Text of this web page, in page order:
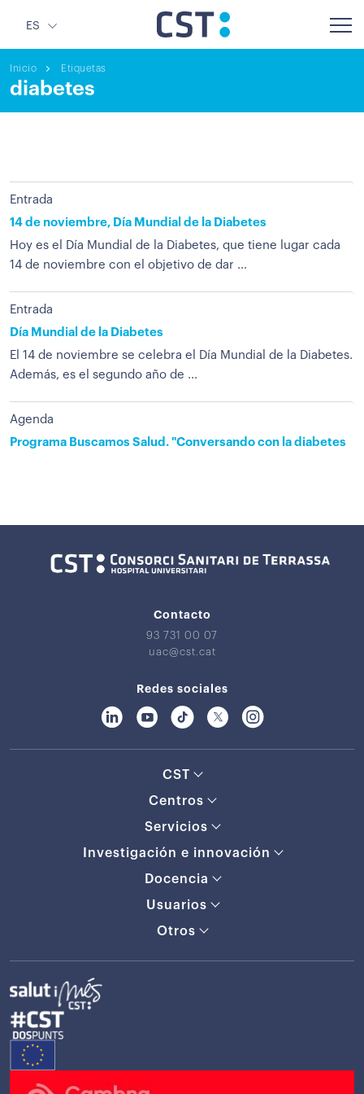
ES
Inicio Etiquetas
diabetes
Entrada
14 de noviembre, Día Mundial de la Diabetes
Hoy es el Día Mundial de la Diabetes, que tiene lugar cada
14 de noviembre con el objetivo de dar ...
Entrada
Día Mundial de la Diabetes
El 14 de noviembre se celebra el Día Mundial de la Diabetes.
Además, es el segundo año de ...
Agenda
Programa Buscamos Salud. "Conversando con la diabetes
Contacto
93 731 00 07
uac@cst.cat
Redes sociales
CST
Centros
Servicios
Investigación e innovación
Docencia
Usuarios
Otros